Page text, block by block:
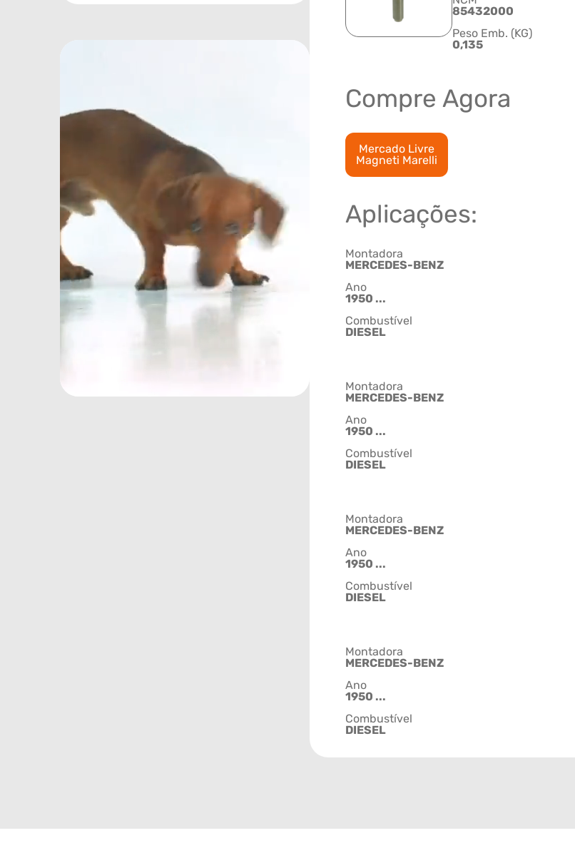
85432000
Peso Emb. (KG)
0,135
Compre Agora
Mercado Livre
Magneti Marelli
Aplicações:
Montadora
MERCEDES-BENZ
Ano
1950 ...
Combustível
DIESEL
Montadora
MERCEDES-BENZ
Ano
1950 ...
Combustível
DIESEL
Montadora
MERCEDES-BENZ
Ano
1950 ...
Combustível
DIESEL
Montadora
MERCEDES-BENZ
Ano
1950 ...
Combustível
DIESEL